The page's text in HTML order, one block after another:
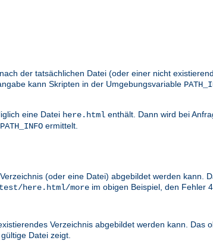
der tatsächlichen Datei (oder einer nicht
kann Skripten in der Umgebungsvariable
eine Datei here.html enthält. Dann wird bei
PATH_INFO ermittelt.
(oder eine Datei) abgebildet werden kann.
here.html/more im obigen Beispiel, den Fehler
Verzeichnis abgebildet werden kann. Das
Datei zeigt.